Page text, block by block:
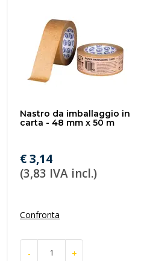
Nastro da imballaggio in
carta - 48 mm x 50 m
€ 3,14
(3,83 IVA incl.)
Confronta
- +